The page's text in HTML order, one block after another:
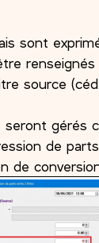
sont
source
seront gérés
de
de